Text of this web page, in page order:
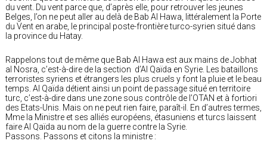
du vent. Du vent parce que, d’après elle, pour retrouver les jeunes
Belges, l’on ne peut aller au delà de Bab Al Hawa, littéralement la Porte
du Vent en arabe, le principal poste-frontière turco-syrien situé dans
la province du Hatay.
Rappelons tout de même que Bab Al Hawa est aux mains de Jobhat
al Nosra, c’est-à-dire de la section d’Al Qaïda en Syrie. Les bataillons
terroristes syriens et étrangers les plus cruels y font la pluie et le beau
temps. Al Qaïda détient ainsi un point de passage situé en territoire
turc, c’est-à-dire dans une zone sous contrôle de l’OTAN et à fortiori
des Etats-Unis. Mais on ne peut rien faire, paraît-il. En d’autres termes,
Mme la Ministre et ses alliés européens, étasuniens et turcs laissent
faire Al Qaïda au nom de la guerre contre la Syrie.
Passons. Passons et citons la ministre :